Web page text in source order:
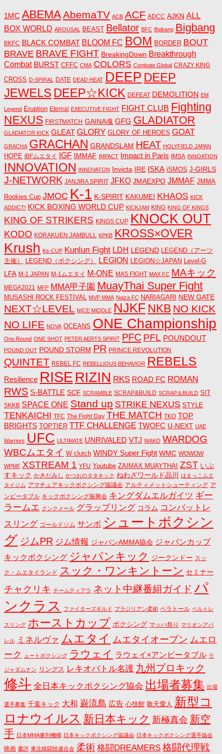
1MC ABEMAAbemaTV ACB ACF ADCC AJKN ALL
BOX WORLD AROUSAL BEAST Bellator BFC Bgibang Bigbang
BKFC BLACK COMBAT BLOOM FC BOM BORDER BOUT
BRAVE BRAVE FIGHT BreakingDown Breakthrough
Combat BURST CFFC CMA COLORS Combate Global CRAZY KING
CROSS D-SPIRAL DATE DEAD HEAT DEEP DEEP
JEWELS DEEP☆KICK DEFEAT DEMOLITION EM
Legend Eruption Eternal EXECUTIVE FIGHT FIGHT CLUB Fighting
NEXUS FIRSTMATCH GAINA魂 GFG GLADIATOR
GLADIATOR KICK GLEAT GLORY GLORY OF HEROES GOAT
GRACHA GRACHAN GRANDSLAM HEAT HOLYFIELD JAPAN
HOPE IBFムエタイ IGF IMMAF IMPACT Impact in Paris IMSA INNOATION
INNOVATION INNOVATON Invicta IRE ISKA iSMOS J-GIRLS
J-NETWORK JANJIRA SPIRIT JFKO JMAEXPO JMMAF JMMA
Rookies Cup JMOC K-1 K-SPIRIT KAKUMEI KHAOS KICK
ADDICT! KICK BOXING WORLD CUP KICKJAM KING KING OF KINGS
KING OF STRIKERS KINGS CUP KNOCK OUT
KODO KORAKUEN JAMBULL KPKB KROSS×OVER
Krush Ks-CUP Kunlun Fight LDH LEGEND LEGEND（アーツ
主催）
LEGEND（ボクシング） LEGION LEGION☆JAPAN Level-G
LFA M-1 JAPAN M-1ムエタイ M-ONE MAS FIGHT MAX FC MAキック
MEGA2021 MFP MMA甲子園 MuayThai Super Fight
MUSASHI ROCK FESTIVAL MVP MMA Naiza FC NARIAGARI NEW GATE
NEXT☆LEVEL NICE MIDDLE NJKF NKB NO KICK
NO LIFE NOVA OCEANS ONE Championship
One Round ONE SHOT PETER AERTS SPIRIT PFC PFL POUNDOUT
POUND OUT POUND STORM PR PRINCE REVOLUTION
QUINTET REBEL FC REBELLIOUS BEHAVIOR REBELS
Resilience RISE RIZIN RKS ROAD FC ROMAN
RWS S-BATTLE SCF SCRAMBLE SCRAP&BUILD SCRAP＆BUILD SIT
SKKB SPACE ONE Stand up STRIKE NEXUS STYLE
TENKAICHI TFC The Fight Day THE MATCH TKO TOP
BRIGHTS TOPTIER TTF CHALLENGE TWOFC U-NEXT UAE
Warriors UFC ULTIMATE UNRIVALED VTJ WAKO WARDOG
WBCムエタイ W clutch WINDY Super Fight WMC WOWOW
WPMF XSTREAM 1 YFU Youtube ZAIMAX MUAYTHAI ZST いぶ
すキック かきだみし かつおのタタキック ねわざワールド品川
はまっこムエ
タイジム アマチュアキックボクシング協議会 アルティメットシューティング ア
ンビータブル キックボクシング振興会 キングダムエルガイツ ギー
ラームエ クンクメール グラップリング コラム コンバットレ
スリング ゴールドジム サンボ シュートボクシン
グ ジムPR ジム情報 ジャパンAMMA協会 ジャパンカップ
キックボクシング ジャパンキック ジークンドー スッ
ク・ムエタイランド スック・ワンキントーン セミナー
チャクリキ チームティアラ ネット中継番組ガイド パ
ンクラス
ファイターズギルド ブラジリアン柔術 ベラトール ベルトレ
スリング ホーストカップ ボクシング マッハ祭り マリオンアパ
レル ミネルヴァ ムエタイ ムエタイオープン ムエロ
ーク
ュートボクシング ラウェイ ラウェイ×アンビータブル ラ
ジャダムナン リングス レキオバトル名護 九州プロキック
修斗 全日本キックボクシング協会 出場者募集 出場
選手募集 千葉キック 大和 巌流島 広告 心技館 敬天愛人 新型コ
ロナウイルス 新日本キック 新極真会 新空
手 日本MMA審判機構 日本キックボクシング協議会 日本キックボクシング選手協会
映画 書評 東北格闘技連合会 柔術 格闘DREAMERS 格闘代理戦